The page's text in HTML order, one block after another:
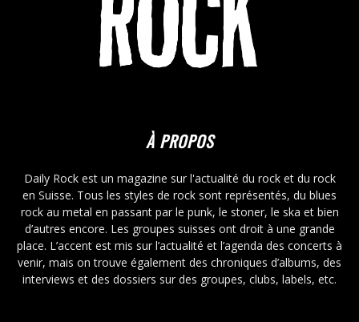
À PROPOS
Daily Rock est un magazine sur l'actualité du rock et du rock
en Suisse. Tous les styles de rock sont représentés, du blues
rock au metal en passant par le punk, le stoner, le ska et bien
d’autres encore. Les groupes suisses ont droit à une grande
place. L’accent est mis sur l’actualité et l’agenda des concerts à
venir, mais on trouve également des chroniques d’albums, des
interviews et des dossiers sur des groupes, clubs, labels, etc.